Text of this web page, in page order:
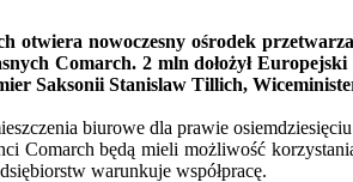
otwiera nowoczesny ośrodek
Comarch. 2 mln dołożył
Saksonii Stanislaw Tillich,
biurowe dla prawie
Comarch będą mieli możliwość
warunkuje współpracę.